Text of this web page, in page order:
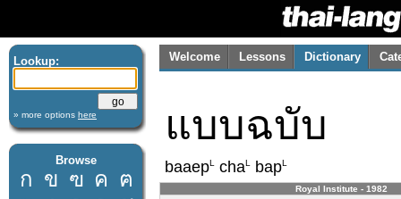
Lookup:
» more options here
Browse
ก ข ฃ ค ฅ
Welcome Lessons Dictionary
แบบฉบับ
baaepL chaL bapL
Royal Institute - 1982